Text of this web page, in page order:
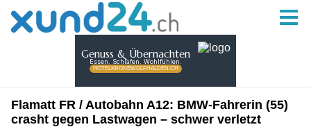
Flamatt FR / Autobahn A12: BMW-Fahrerin (55)
crasht gegen Lastwagen – schwer verletzt